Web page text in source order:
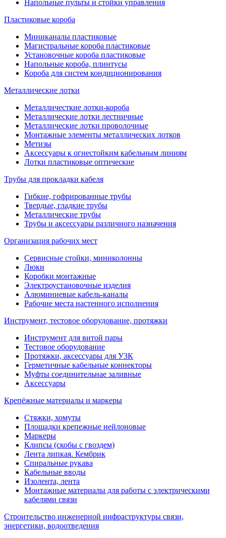
Напольные пульты и стойки управления
Пластиковые короба
Миниканалы пластиковые
Магистральные короба пластиковые
Установочные короба пластиковые
Напольные короба, плинтусы
Короба для систем кондиционирования
Металлические лотки
Металличесткие лотки-короба
Металлические лотки лестничные
Металлические лотки проволочные
Монтажные элементы металлических лотков
Метизы
Аксессуары к огнестойким кабельным линиям
Лотки пластиковые оптические
Трубы для прокладки кабеля
Гибкие, гофрированные трубы
Твердые, гладкие трубы
Металлические трубы
Трубы и аксессуары различного назначения
Организация рабочих мест
Сервисные стойки, миниколонны
Люки
Коробки монтажные
Электроустановочные изделия
Алюминиевые кабель-каналы
Рабочие места настенного исполнения
Инструмент, тестовое оборудование, протяжки
Инструмент для витой пары
Тестовое оборудование
Протяжки, аксессуары для УЗК
Герметичные кабельные коннекторы
Муфты соединительнае заливные
Аксессуары
Крепёжные материалы и маркеры
Стяжки, хомуты
Площадки крепежные нейлоновые
Маркеры
Клипсы (скобы с гвоздем)
Лента липкая. Кембрик
Спиральные рукава
Кабельные вводы
Изолента, лента
Монтажные материалы для работы с электрическими
кабелями связи
Строительство инженерной инфраструктуры связи,
энергетики, водоотведения